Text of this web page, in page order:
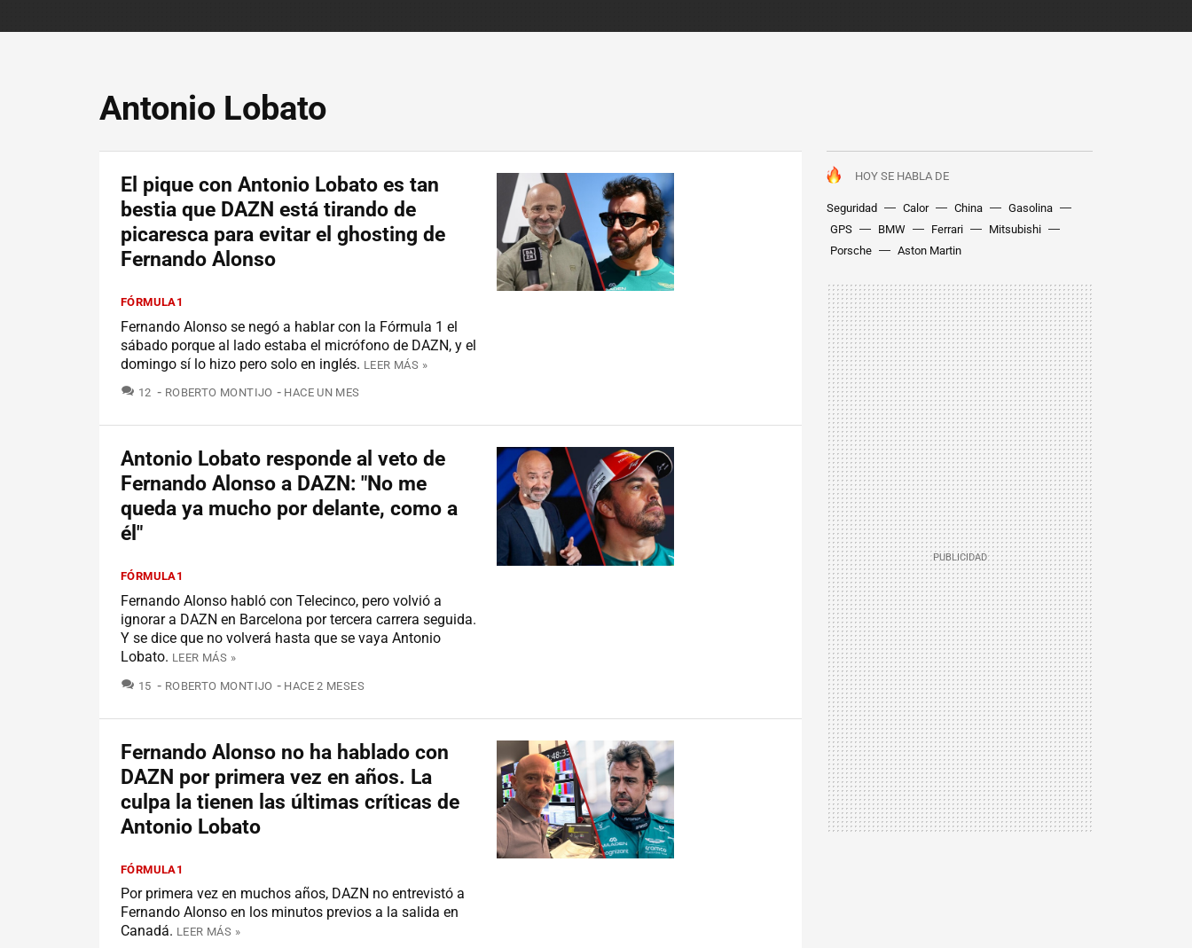
Antonio Lobato
HOY SE HABLA DE
Seguridad Calor China
Gasolina
GPS
BMW Ferrari
Mitsubishi
Porsche
Aston Martin
El pique con Antonio Lobato es tan
bestia que DAZN está tirando de
picaresca para evitar el ghosting de
Fernando Alonso
FÓRMULA1
Fernando Alonso se negó a hablar con la Fórmula 1 el
sábado porque al lado estaba el micrófono de DAZN, y el
domingo sí lo hizo pero solo en inglés. LEER MÁS »
12 COMENTARIOS
ROBERTO MONTIJO HACE UN MES
Antonio Lobato responde al veto de
Fernando Alonso a DAZN: "No me
queda ya mucho por delante, como a
él"
FÓRMULA1
Fernando Alonso habló con Telecinco, pero volvió a
ignorar a DAZN en Barcelona por tercera carrera seguida.
Y se dice que no volverá hasta que se vaya Antonio
Lobato. LEER MÁS »
15 COMENTARIOS
ROBERTO MONTIJO HACE 2 MESES
Fernando Alonso no ha hablado con
DAZN por primera vez en años. La
culpa la tienen las últimas críticas de
Antonio Lobato
FÓRMULA1
Por primera vez en muchos años, DAZN no entrevistó a
Fernando Alonso en los minutos previos a la salida en
Canadá. LEER MÁS »